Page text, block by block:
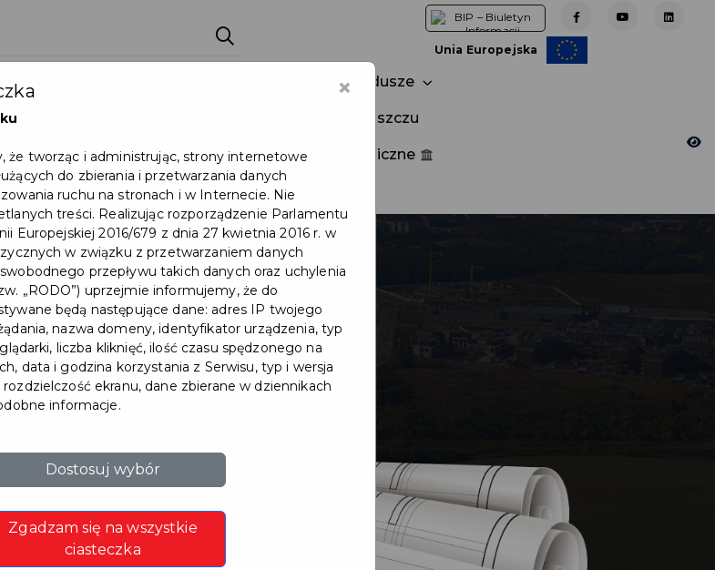
Unia Europejska
Fundusze
Zainwestuj w Pruszczu
Załatw sprawę Zamówienia publiczne
Ochrona ludności
×
że tworząc i administrując, strony internetowe
do zbierania i przetwarzania danych
ruchu na stronach i w Internecie. Nie
treści. Realizując rozporządzenie Parlamentu
Europejskiej 2016/679 z dnia 27 kwietnia 2016 r. w
w związku z przetwarzaniem danych
przepływu takich danych oraz uchylenia
„RODO”) uprzejmie informujemy, że do
będą następujące dane: adres IP twojego
nazwa domeny, identyfikator urządzenia, typ
liczba kliknięć, ilość czasu spędzonego na
data i godzina korzystania z Serwisu, typ i wersja
ekranu, dane zbierane w dziennikach
informacje.
Dostosuj wybór
Zgadzam się na wszystkie
ciasteczka